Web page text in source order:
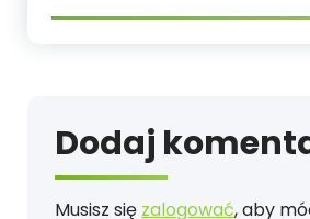
Dodaj
Musisz się zalogować, aby